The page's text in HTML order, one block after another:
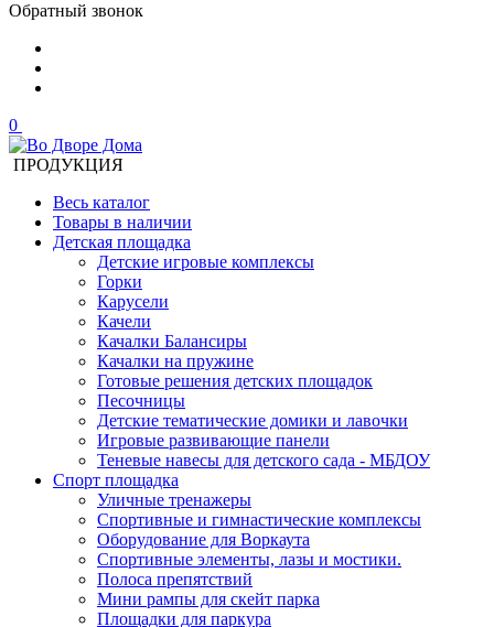
Обратный звонок
0
ПРОДУКЦИЯ
Весь каталог
Товары в наличии
Детская площадка
Детские игровые комплексы
Горки
Карусели
Качели
Качалки Балансиры
Качалки на пружине
Готовые решения детских площадок
Песочницы
Детские тематические домики и лавочки
Игровые развивающие панели
Теневые навесы для детского сада - МБДОУ
Спорт площадка
Уличные тренажеры
Спортивные и гимнастические комплексы
Оборудование для Воркаута
Спортивные элементы, лазы и мостики.
Полоса препятствий
Мини рампы для скейт парка
Площадки для паркура